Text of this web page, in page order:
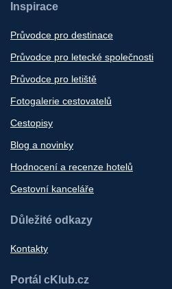
Inspirace
Průvodce pro destinace
Průvodce pro letecké společnosti
Průvodce pro letiště
Fotogalerie cestovatelů
Cestopisy
Blog a novinky
Hodnocení a recenze hotelů
Cestovní kanceláře
Důležité odkazy
Kontakty
Portál cKlub.cz